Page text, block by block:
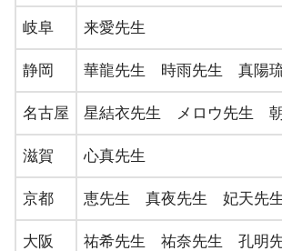
奈良
・奈良市内｜潜在意識チ
・天理｜リラクゼーショ
・岩出｜占いヒーリング
岐阜 来愛先生
静岡 華龍先生 時雨先生 真陽
名古屋 星結衣先生 メロウ先生
滋賀 心真先生
京都 恵先生 真夜先生 妃天先
大阪 祐希先生 祐奈先生 孔明